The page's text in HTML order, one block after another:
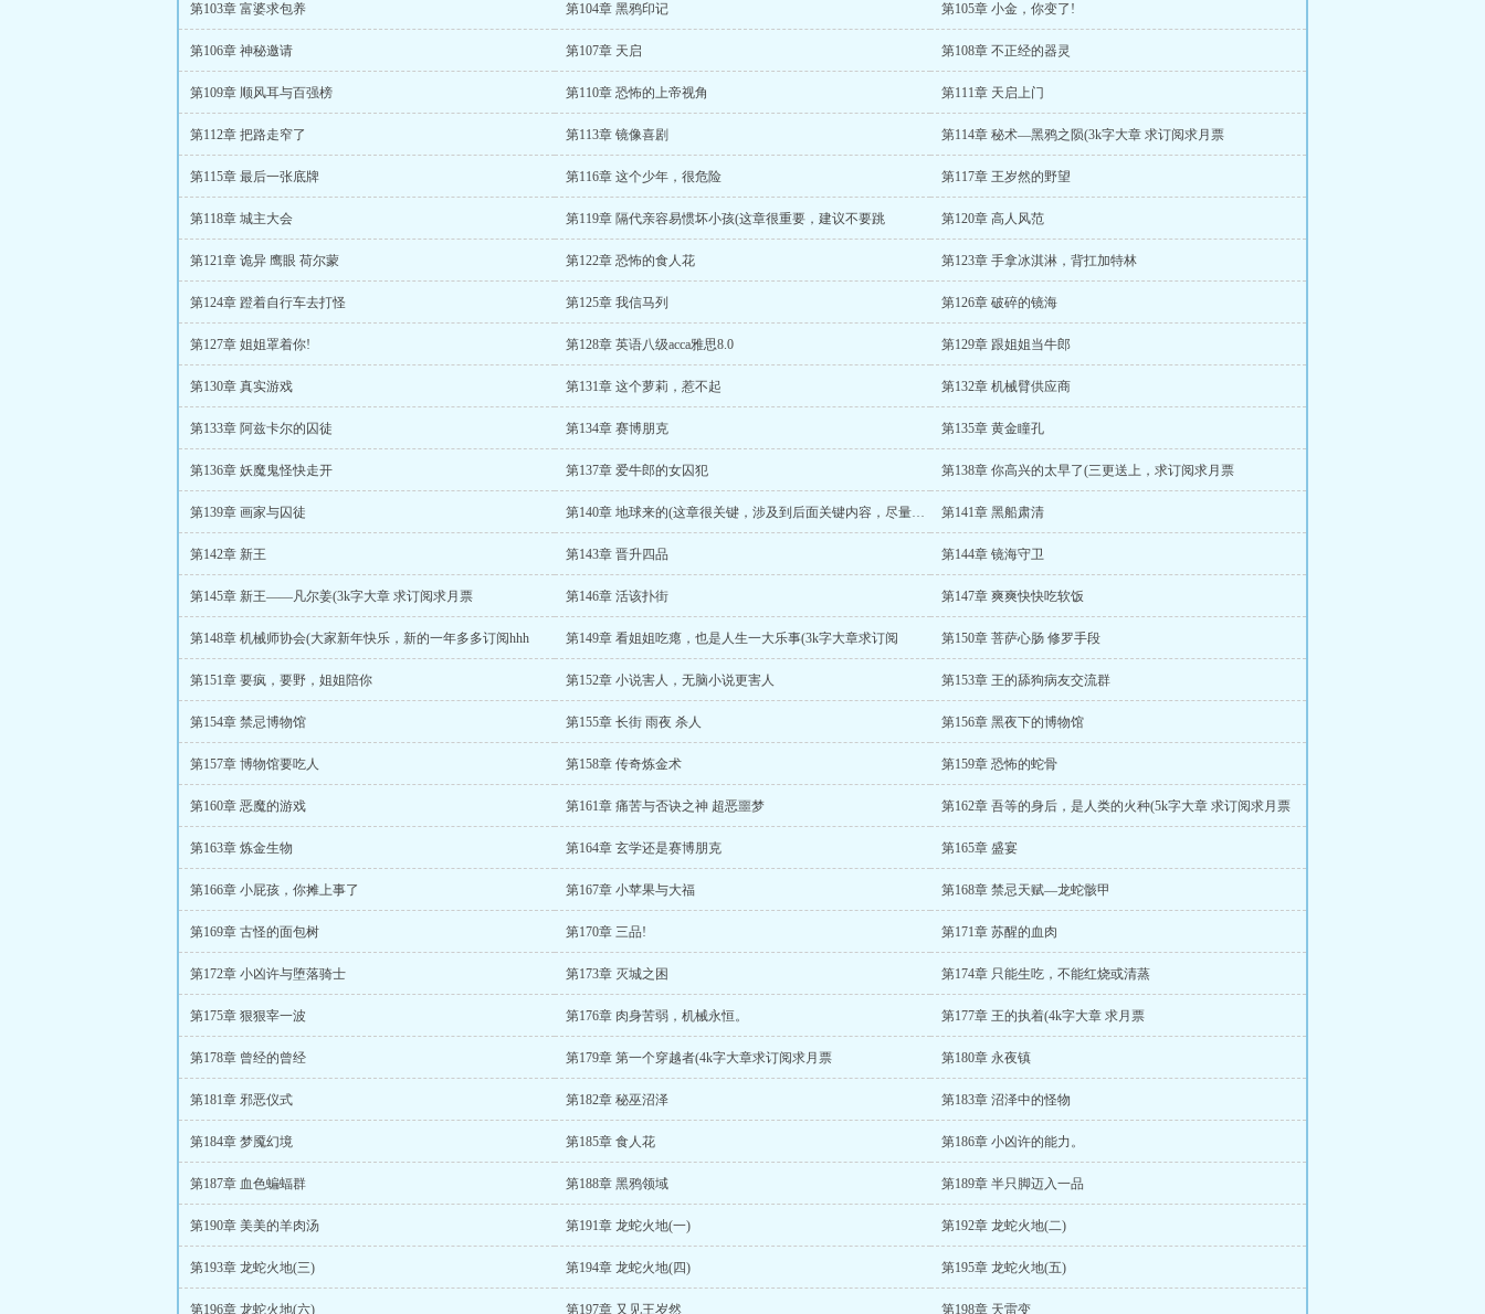
第103章 富婆求包养 第104章 黑鸦印记 第105章 小金，你变了!
第106章 神秘邀请 第107章 天启 第108章 不正经的器灵
第109章 顺风耳与百强榜 第110章 恐怖的上帝视角 第111章 天启上门
第112章 把路走窄了 第113章 镜像喜剧 第114章 秘术—黑鸦之陨(3k字大章 求订阅求月票
第115章 最后一张底牌 第116章 这个少年，很危险 第117章 王岁然的野望
第118章 城主大会 第119章 隔代亲容易惯坏小孩(这章很重要，建议不要跳 第120章 高人风范
第121章 诡异 鹰眼 荷尔蒙 第122章 恐怖的食人花 第123章 手拿冰淇淋，背扛加特林
第124章 蹬着自行车去打怪 第125章 我信马列 第126章 破碎的镜海
第127章 姐姐罩着你! 第128章 英语八级acca雅思8.0 第129章 跟姐姐当牛郎
第130章 真实游戏 第131章 这个萝莉，惹不起 第132章 机械臂供应商
第133章 阿兹卡尔的囚徒 第134章 赛博朋克 第135章 黄金瞳孔
第136章 妖魔鬼怪快走开 第137章 爱牛郎的女囚犯 第138章 你高兴的太早了(三更送上，求订阅求月票
第139章 画家与囚徒 第140章 地球来的(这章很关键，涉及到后面关键内容，尽量不要跳 第141章 黑船肃清
第142章 新王 第143章 晋升四品 第144章 镜海守卫
第145章 新王——凡尔姜(3k字大章 求订阅求月票 第146章 活该扑街 第147章 爽爽快快吃软饭
第148章 机械师协会(大家新年快乐，新的一年多多订阅hhh 第149章 看姐姐吃瘪，也是人生一大乐事(3k字大章求订阅 第150章 菩萨心肠 修罗手段
第151章 要疯，要野，姐姐陪你 第152章 小说害人，无脑小说更害人 第153章 王的舔狗病友交流群
第154章 禁忌博物馆 第155章 长街 雨夜 杀人 第156章 黑夜下的博物馆
第157章 博物馆要吃人 第158章 传奇炼金术 第159章 恐怖的蛇骨
第160章 恶魔的游戏 第161章 痛苦与否诀之神 超恶噩梦 第162章 吾等的身后，是人类的火种(5k字大章 求订阅求月票
第163章 炼金生物 第164章 玄学还是赛博朋克 第165章 盛宴
第166章 小屁孩，你摊上事了 第167章 小苹果与大福 第168章 禁忌天赋—龙蛇骸甲
第169章 古怪的面包树 第170章 三品! 第171章 苏醒的血肉
第172章 小凶许与堕落骑士 第173章 灭城之困 第174章 只能生吃，不能红烧或清蒸
第175章 狠狠宰一波 第176章 肉身苦弱，机械永恒。 第177章 王的执着(4k字大章 求月票
第178章 曾经的曾经 第179章 第一个穿越者(4k字大章求订阅求月票 第180章 永夜镇
第181章 邪恶仪式 第182章 秘巫沼泽 第183章 沼泽中的怪物
第184章 梦魇幻境 第185章 食人花 第186章 小凶许的能力。
第187章 血色蝙蝠群 第188章 黑鸦领域 第189章 半只脚迈入一品
第190章 美美的羊肉汤 第191章 龙蛇火地(一) 第192章 龙蛇火地(二)
第193章 龙蛇火地(三) 第194章 龙蛇火地(四) 第195章 龙蛇火地(五)
第196章 龙蛇火地(六) 第197章 又见王岁然 第198章 天雷变